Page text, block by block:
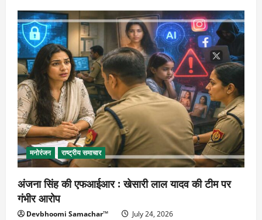
मनोरंजन राष्ट्रीय समाचार
अंजना सिंह की एफआईआर : खेसारी लाल यादव की टीम पर
गंभीर आरोप
Devbhoomi Samachar™ July 24, 2026